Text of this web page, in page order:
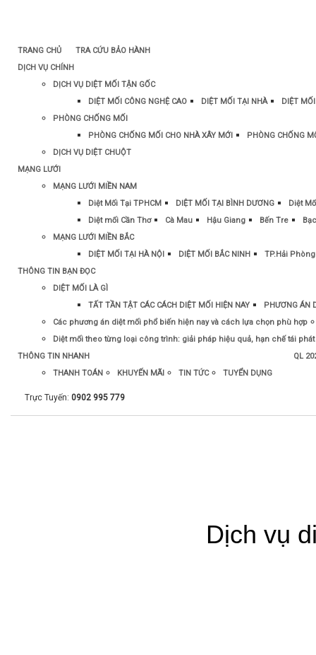
TRANG CHỦ
TRA CỨU BẢO HÀNH
DỊCH VỤ CHÍNH
DỊCH VỤ DIỆT MỐI TẬN GỐC
DIỆT MỐI CÔNG NGHỆ CAO
DIỆT MỐI TẠI NHÀ
DIỆT
PHÒNG CHỐNG MỐI
PHÒNG CHỐNG MỐI CHO NHÀ XÂY MỚI
PHÒNG CHỐNG
DỊCH VỤ DIỆT CHUỘT
MẠNG LƯỚI
MẠNG LƯỚI MIỀN NAM
Diệt Mối Tại TPHCM
DIỆT MỐI TẠI BÌNH DƯƠNG
Diệt
Diệt mối Cần Thơ
Cà Mau Hậu Giang Bến Tre
MẠNG LƯỚI MIỀN BẮC
DIỆT MỐI TẠI HÀ NỘI
DIỆT MỐI BẮC NINH
TP.Hải Phòng
THÔNG TIN BẠN ĐỌC
DIỆT MỐI LÀ GÌ
TẤT TẦN TẬT CÁC CÁCH DIỆT MỐI HIỆN NAY
PHƯƠNG ÁN
Các phương án diệt mối phổ biến hiện nay và cách lựa chọn phù hợp
Diệt mối theo từng loại công trình: giải pháp hiệu quả, hạn chế tái phát
THÔNG TIN NHANH
THANH TOÁN
KHUYẾN MÃI TIN TỨC TUYỂN DỤNG
QL
Trực Tuyến: 0902 995 779
Dịch vụ